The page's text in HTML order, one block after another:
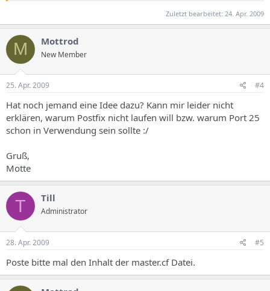
Zuletzt bearbeitet: 24. Apr. 2009
M Mottrod
New Member
25. Apr. 2009 #4
Hat noch jemand eine Idee dazu? Kann mir leider nicht
erklären, warum Postfix nicht laufen will bzw. warum Port 25
schon in Verwendung sein sollte :/
Gruß,
Motte
T Till
Administrator
28. Apr. 2009 #5
Poste bitte mal den Inhalt der master.cf Datei.